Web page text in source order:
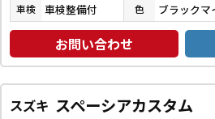
車検 車検整備付 色
お問い合わせ
スズキ スペーシアカスタム